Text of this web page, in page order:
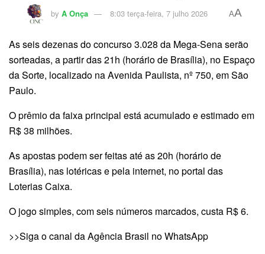
by A Onça 8:03 terça-feira, 7 julho 2026 AA
As seis dezenas do concurso 3.028 da Mega-Sena serão
sorteadas, a partir das 21h (horário de Brasília), no Espaço
da Sorte, localizado na Avenida Paulista, nº 750, em São
Paulo.
O prêmio da faixa principal está acumulado e estimado em
R$ 38 milhões.
As apostas podem ser feitas até as 20h (horário de
Brasília), nas lotéricas e pela internet, no portal das
Loterias Caixa.
O jogo simples, com seis números marcados, custa R$ 6.
>>Siga o canal da Agência Brasil no WhatsApp